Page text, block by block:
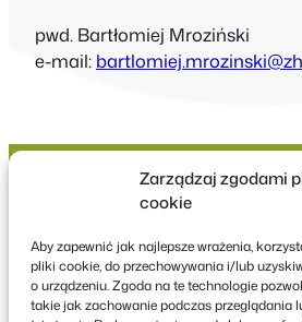
Zarządzaj zgodami
cookie
Aby zapewnić jak najlepsze wrażenia,
pliki cookie, do przechowywania i/lub
o urządzeniu. Zgoda na te technologie
takie jak zachowanie podczas przeglądania
pwd. Bartłomiej Mroziński
e-mail:
Hufiec ZHP